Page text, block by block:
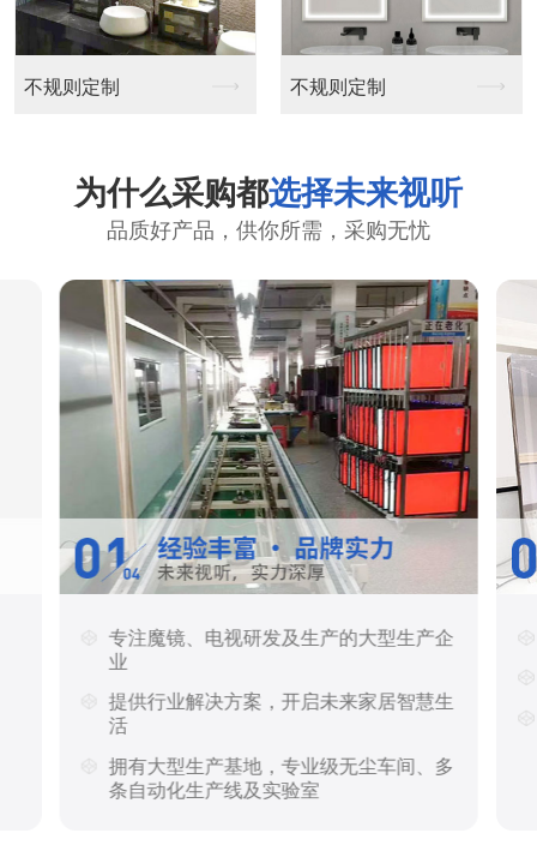
不规则定制 不规则定制
为什么采购都选择未来视听
品质好产品，供你所需，采购无忧
专注魔镜、电视研发及生产的大型生产企
业
提供行业解决方案，开启未来家居智慧生
活
拥有大型生产基地，专业级无尘车间、多
条自动化生产线及实验室